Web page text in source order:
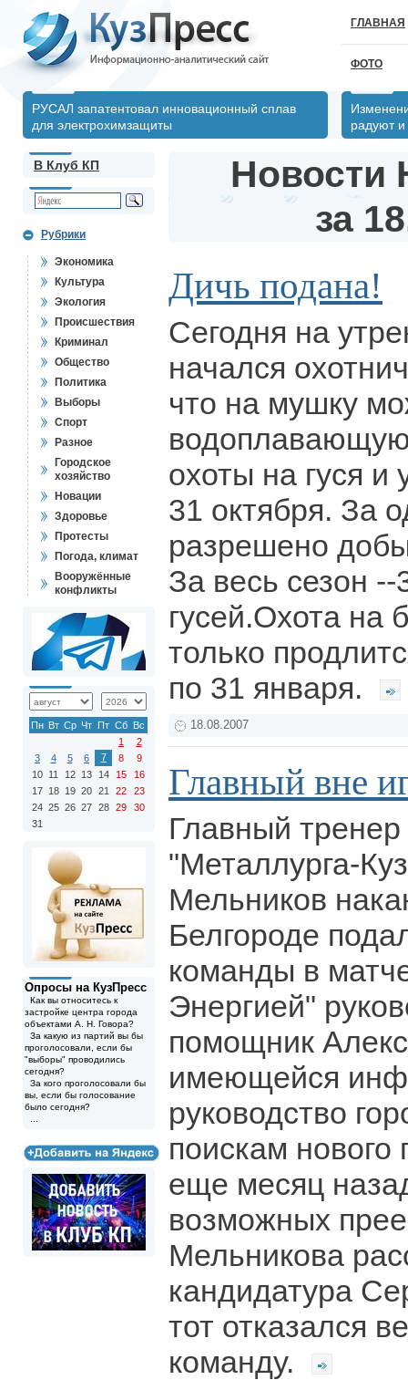
ГЛАВНАЯ
ФОТО
РУСАЛ запатентовал инновационный сплав
для электрохимзащиты
радуют и
В Клуб КП
Рубрики
Экономика
Культура
Экология
Происшествия
Криминал
Общество
Политика
Выборы
Спорт
Разное
Городское
хозяйство
Новации
Здоровье
Протесты
Погода, климат
Вооружённые
конфликты
Пн Вт Ср Чт Пт Сб Вс
1
2
3
4 5 6 7 8
9
10 11 12 13 14 15
16
17 18 19 20 21 22
23
24 25 26 27 28 29
30
31
Опросы на КузПресс
Как вы относитесь к
застройке центра города
объектами А. Н. Говора?
За какую из партий вы бы
проголосовали, если бы
"выборы" проводились
сегодня?
За кого проголосовали бы
вы, если бы голосование
было сегодня?
Новости
за
Дичь подана!
Сегодня на
начался
что на мушку
охоты на гуся и
31 октября. За
разрешено
За весь сезон --
гусей.Охота на
только
по 31 января.
18.08.2007
Главный вне
Главный
"Металлурга-
Мельников
Белгороде
команды в
Энергией"
помощник
имеющейся
руководство
поискам нового
еще месяц
возможных
Мельникова
кандидатура
тот отказался
команду.